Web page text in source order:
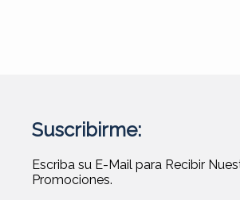
Suscribirme:
Escriba su E-Mail para Recibir
Promociones.